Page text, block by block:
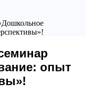
опыт